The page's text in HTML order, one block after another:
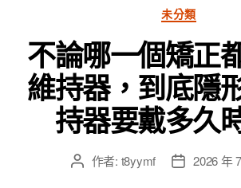
分
類
未分類
不論哪一個矯正
維持器，到底隱
持器要戴多久
文 作者: t8yymf
文 2026 年